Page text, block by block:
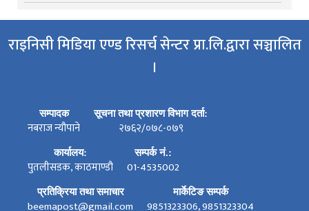
राइनिसी मिडिया एण्ड रिसर्च सेन्टर प्रा.लि.द्वारा सञ्चालित
।
सम्पादक
नबराज न्यौपाने
सूचना तथा प्रशारण विभाग दर्ता:
२७६२/०७८-०७९
कार्यालय:
पुतलीसडक, काठमाण्डौ
सम्पर्क नं.:
01-4535002
प्रतिक्रिया तथा समाचार
beemapost@gmail.com
मार्केटिङ सम्पर्क
9851323306, 9851323304